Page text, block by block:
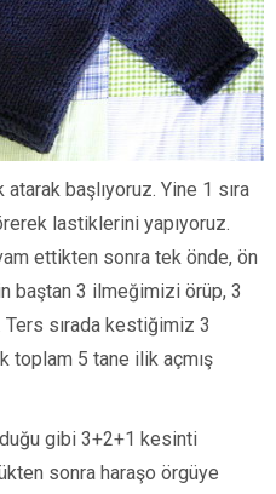
başlıyoruz. Yine 1 sıra
lastiklerini yapıyoruz.
ettikten sonra tek önde, ön
baştan 3 ilmeğimizi örüp, 3
sırada kestiğimiz 3
toplam 5 tane ilik açmış
gibi 3+2+1 kesinti
sonra haraşo örgüye